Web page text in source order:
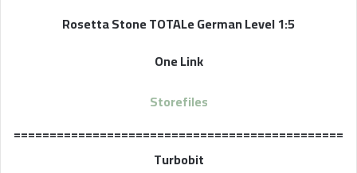
Rosetta Stone TOTALe German Level 1:5
One Link
Storefiles
==============================================
Turbobit